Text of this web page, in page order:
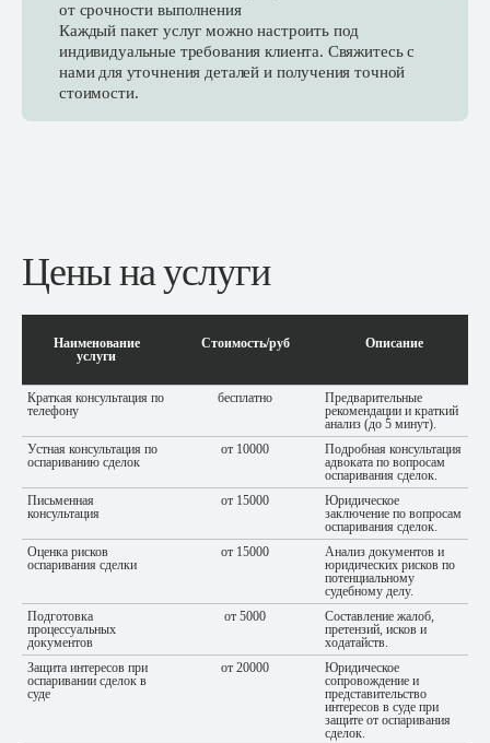
от срочности выполнения
Каждый пакет услуг можно настроить под
индивидуальные требования клиента. Свяжитесь с
нами для уточнения деталей и получения точной
стоимости.
Цены на услуги
Наименование
услуги
Стоимость/руб Описание
Краткая консультация по
телефону
бесплатно
Предварительные
рекомендации и краткий
анализ (до 5 минут).
Устная консультация по
оспариванию сделок
от 10000
Подробная консультация
адвоката по вопросам
оспаривания сделок.
Письменная
консультация
от 15000
Юридическое
заключение по вопросам
оспаривания сделок.
Оценка рисков
оспаривания сделки
от 15000
Анализ документов и
юридических рисков по
потенциальному
судебному делу.
Подготовка
процессуальных
документов
от 5000
Составление жалоб,
претензий, исков и
ходатайств.
Защита интересов при
оспаривании сделок в
суде
от 20000
Юридическое
сопровождение и
представительство
интересов в суде при
защите от оспаривания
сделок.